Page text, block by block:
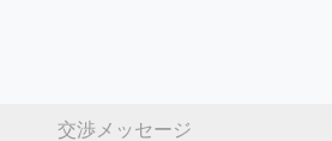
交渉メッセージ